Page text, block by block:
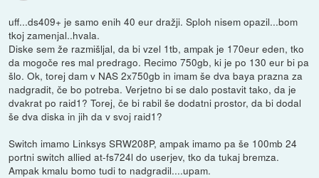
uff...ds409+ je samo enih 40 eur dražji. Sploh nisem opazil...bom
tkoj zamenjal..hvala.
Diske sem že razmišljal, da bi vzel 1tb, ampak je 170eur eden, tko
da mogoče res mal predrago. Recimo 750gb, ki je po 130 eur bi pa
šlo. Ok, torej dam v NAS 2x750gb in imam še dva baya prazna za
nadgradit, če bo potreba. Verjetno bi se dalo postavit tako, da je
dvakrat po raid1? Torej, če bi rabil še dodatni prostor, da bi dodal
še dva diska in jih da v svoj raid1?
Switch imamo Linksys SRW208P, ampak imamo pa še 100mb 24
portni switch allied at-fs724l do userjev, tko da tukaj bremza.
Ampak kmalu bomo tudi to nadgradil....upam.